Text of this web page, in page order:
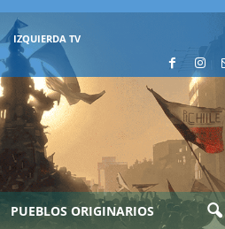
IZQUIERDA TV
PUEBLOS ORIGINARIOS